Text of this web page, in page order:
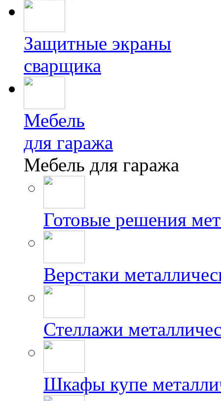
Защитные экраны
сварщика
Мебель
для гаража
Мебель для гаража
Готовые решения
Верстаки
Стеллажи
Шкафы купе